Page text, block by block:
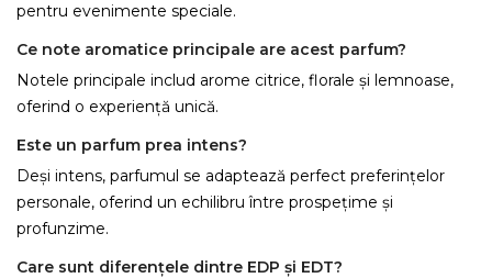
pentru evenimente speciale.
Ce note aromatice principale are acest parfum?
Notele principale includ arome citrice, florale și lemnoase,
oferind o experiență unică.
Este un parfum prea intens?
Deși intens, parfumul se adaptează perfect preferințelor
personale, oferind un echilibru între prospețime și
profunzime.
Care sunt diferențele dintre EDP și EDT?